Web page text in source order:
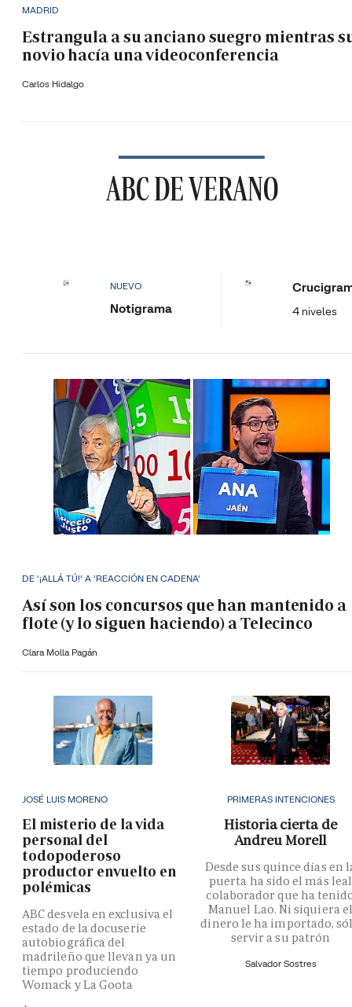
MADRID
Estrangula a su anciano suegro mientras
novio hacía una videoconferencia
Carlos Hidalgo
ABC DE VERANO
NUEVO
Notigrama 4 niveles
DE '¡ALLÁ TÚ!' A 'REACCIÓN EN CADENA'
Así son los concursos que han mantenido a
flote (y lo siguen haciendo) a Telecinco
Clara Molla Pagán
JOSÉ LUIS MORENO
El misterio de la vida
personal del
todopoderoso
productor envuelto en
polémicas
ABC desvela en exclusiva el
estado de la docuserie
autobiográfica del
madrileño que llevan ya un
tiempo produciendo
Womack y La Goota
PRIMERAS INTENCIONES
Historia cierta de
Andreu Morell
Desde sus quince días en
puerta ha sido el más leal
colaborador que ha
Manuel Lao. Ni siquiera
dinero le ha importado,
servir a su patrón
Salvador Sostres